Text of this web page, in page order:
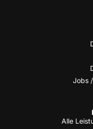
Jobs
Alle